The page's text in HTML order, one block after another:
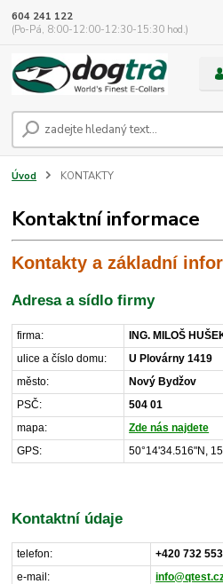
604 241 122
(Po-Pá, 8:00-12:00-12:30-15:30 hod.)
Úvod KONTAKTY
Kontaktní informace
Kontakty a základní
Adresa a sídlo firmy
firma:
ING. MILOŠ
ulice a číslo domu:
U Plovárny 1419
město:
Nový Bydžov
PSČ:
504 01
mapa:
Zde nás najdete
GPS:
50°14'34.516"N,
Kontaktní údaje
telefon: +420 732
e-mail: